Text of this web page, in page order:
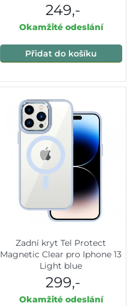
249,-
Okamžité odeslání
Přidat do košíku
Zadní kryt Tel Protect
Magnetic Clear pro Iphone 13
Light blue
299,-
Okamžité odeslání